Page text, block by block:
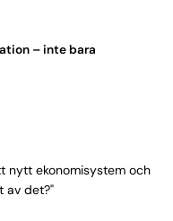
– inte bara
nytt ekonomisystem och
av det?"